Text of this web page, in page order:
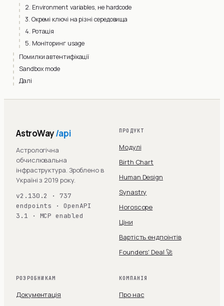
2. Environment variables, не hardcode
3. Окремі ключі на різні середовища
4. Ротація
5. Моніторинг usage
Помилки автентифікації
Sandbox mode
Далі
AstroWay/api
Астрологічна
обчислювальна
інфраструктура. Зроблено в
Україні з 2019 року.
v2.130.2 · 737
endpoints · OpenAPI
3.1 · MCP enabled
ПРОДУКТ
Модулі
Birth Chart
Human Design
Synastry
Horoscope
Ціни
Вартість ендпоінтів
Founders' Deal 🚀
РОЗРОБНИКАМ
Документація
КОМПАНІЯ
Про нас